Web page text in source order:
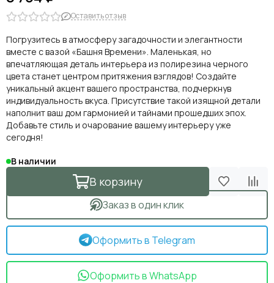
Оставить отзыв
Погрузитесь в атмосферу загадочности и элегантности
вместе с вазой «Башня Времени». Маленькая, но
впечатляющая деталь интерьера из полирезина черного
цвета станет центром притяжения взглядов! Создайте
уникальный акцент вашего пространства, подчеркнув
индивидуальность вкуса. Присутствие такой изящной детали
наполнит ваш дом гармонией и тайнами прошедших эпох.
Добавьте стиль и очарование вашему интерьеру уже
сегодня!
В наличии
В корзину
Заказ в один клик
Оформить в Telegram
Оформить в WhatsApp